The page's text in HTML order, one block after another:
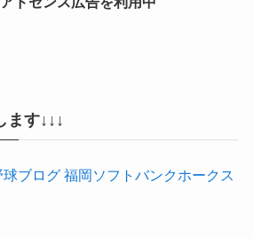
ます↓↓↓